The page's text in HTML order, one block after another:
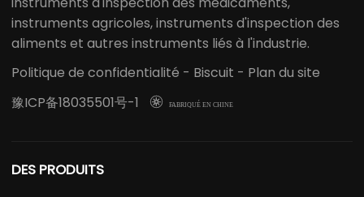
instruments agricoles, instruments d'inspection des
aliments et autres instruments liés à l'industrie.
Politique de confidentialité - Biscuit - Plan du site
豫ICP备18035501号-1
 FABRIQUÉ EN CHINE
DES PRODUITS